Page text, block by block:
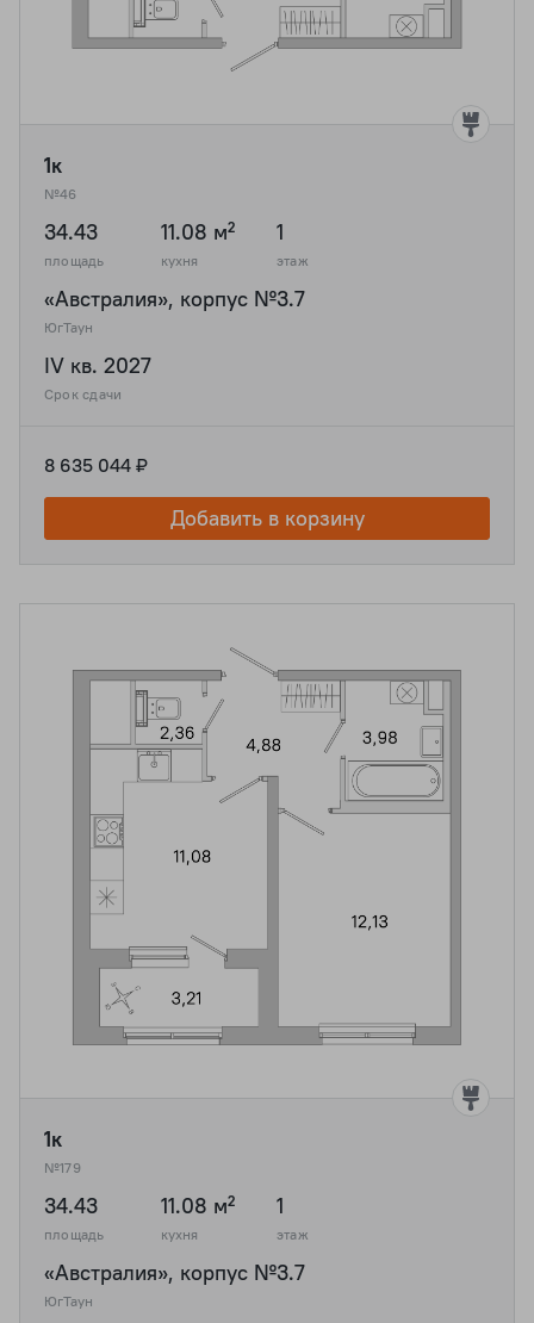
1к
№46
34.43
площадь
11.08 м²
кухня
1
этаж
«Австралия», корпус №3.7
ЮгТаун
IV кв. 2027
Срок сдачи
8 635 044 ₽
Добавить в корзину
1к
№179
34.43
площадь
11.08 м²
кухня
1
этаж
«Австралия», корпус №3.7
ЮгТаун